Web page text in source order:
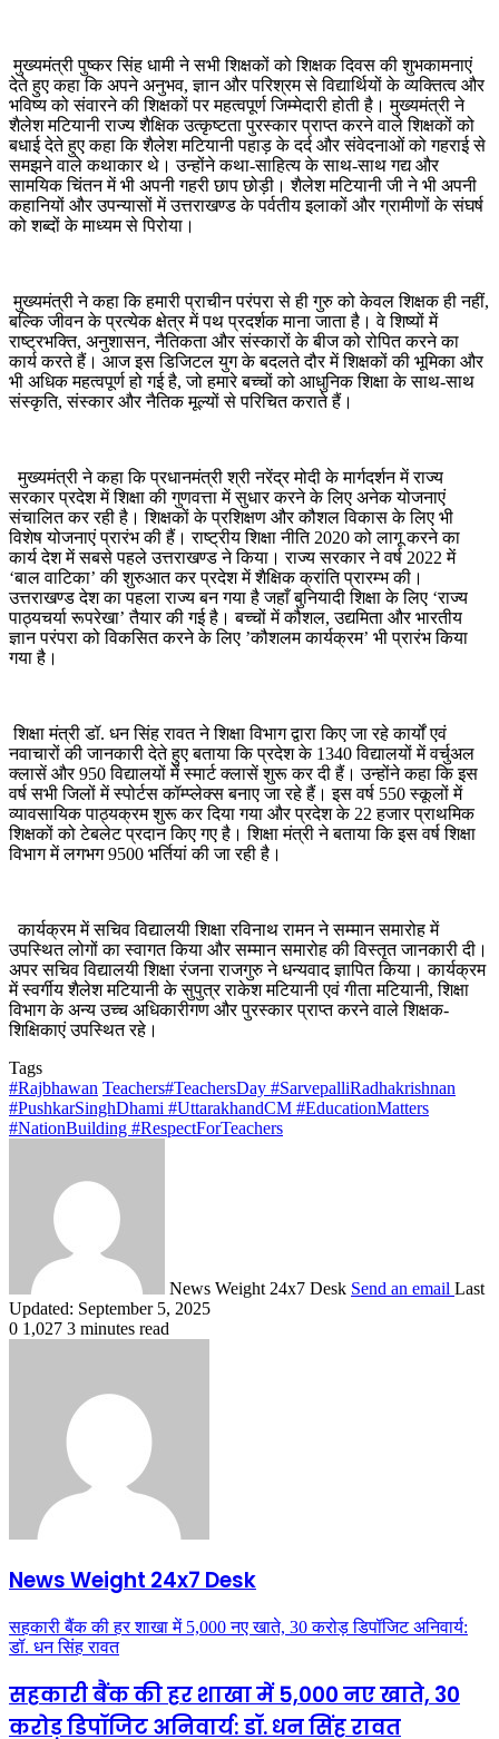
मुख्यमंत्री पुष्कर सिंह धामी ने सभी शिक्षकों को शिक्षक दिवस की शुभकामनाएं
देते हुए कहा कि अपने अनुभव, ज्ञान और परिश्रम से विद्यार्थियों के व्यक्तित्व और
भविष्य को संवारने की शिक्षकों पर महत्वपूर्ण जिम्मेदारी होती है। मुख्यमंत्री ने
शैलेश मटियानी राज्य शैक्षिक उत्कृष्टता पुरस्कार प्राप्त करने वाले शिक्षकों को
बधाई देते हुए कहा कि शैलेश मटियानी पहाड़ के दर्द और संवेदनाओं को गहराई से
समझने वाले कथाकार थे। उन्होंने कथा-साहित्य के साथ-साथ गद्य और
सामयिक चिंतन में भी अपनी गहरी छाप छोड़ी। शैलेश मटियानी जी ने भी अपनी
कहानियों और उपन्यासों में उत्तराखण्ड के पर्वतीय इलाकों और ग्रामीणों के संघर्ष
को शब्दों के माध्यम से पिरोया।
मुख्यमंत्री ने कहा कि हमारी प्राचीन परंपरा से ही गुरु को केवल शिक्षक ही नहीं,
बल्कि जीवन के प्रत्येक क्षेत्र में पथ प्रदर्शक माना जाता है। वे शिष्यों में
राष्ट्रभक्ति, अनुशासन, नैतिकता और संस्कारों के बीज को रोपित करने का
कार्य करते हैं। आज इस डिजिटल युग के बदलते दौर में शिक्षकों की भूमिका और
भी अधिक महत्वपूर्ण हो गई है, जो हमारे बच्चों को आधुनिक शिक्षा के साथ-साथ
संस्कृति, संस्कार और नैतिक मूल्यों से परिचित कराते हैं।
मुख्यमंत्री ने कहा कि प्रधानमंत्री श्री नरेंद्र मोदी के मार्गदर्शन में राज्य
सरकार प्रदेश में शिक्षा की गुणवत्ता में सुधार करने के लिए अनेक योजनाएं
संचालित कर रही है। शिक्षकों के प्रशिक्षण और कौशल विकास के लिए भी
विशेष योजनाएं प्रारंभ की हैं। राष्ट्रीय शिक्षा नीति 2020 को लागू करने का
कार्य देश में सबसे पहले उत्तराखण्ड ने किया। राज्य सरकार ने वर्ष 2022 में
‘बाल वाटिका’ की शुरुआत कर प्रदेश में शैक्षिक क्रांति प्रारम्भ की।
उत्तराखण्ड देश का पहला राज्य बन गया है जहाँ बुनियादी शिक्षा के लिए ‘राज्य
पाठ्यचर्या रूपरेखा’ तैयार की गई है। बच्चों में कौशल, उद्यमिता और भारतीय
ज्ञान परंपरा को विकसित करने के लिए ’कौशलम कार्यक्रम’ भी प्रारंभ किया
गया है।
शिक्षा मंत्री डॉ. धन सिंह रावत ने शिक्षा विभाग द्वारा किए जा रहे कार्यों एवं
नवाचारों की जानकारी देते हुए बताया कि प्रदेश के 1340 विद्यालयों में वर्चुअल
क्लासें और 950 विद्यालयों में स्मार्ट क्लासें शुरू कर दी हैं। उन्होंने कहा कि इस
वर्ष सभी जिलों में स्पोर्टस कॉम्प्लेक्स बनाए जा रहे हैं। इस वर्ष 550 स्कूलों में
व्यावसायिक पाठ्यक्रम शुरू कर दिया गया और प्रदेश के 22 हजार प्राथमिक
शिक्षकों को टेबलेट प्रदान किए गए है। शिक्षा मंत्री ने बताया कि इस वर्ष शिक्षा
विभाग में लगभग 9500 भर्तियां की जा रही है।
कार्यक्रम में सचिव विद्यालयी शिक्षा रविनाथ रामन ने सम्मान समारोह में
उपस्थित लोगों का स्वागत किया और सम्मान समारोह की विस्तृत जानकारी दी।
अपर सचिव विद्यालयी शिक्षा रंजना राजगुरु ने धन्यवाद ज्ञापित किया। कार्यक्रम
में स्वर्गीय शैलेश मटियानी के सुपुत्र राकेश मटियानी एवं गीता मटियानी, शिक्षा
विभाग के अन्य उच्च अधिकारीगण और पुरस्कार प्राप्त करने वाले शिक्षक-
शिक्षिकाएं उपस्थित रहे।
Tags
#Rajbhawan Teachers#TeachersDay #SarvepalliRadhakrishnan
#PushkarSinghDhami #UttarakhandCM #EducationMatters
#NationBuilding #RespectForTeachers
News Weight 24x7 Desk Send an email Last
Updated: September 5, 2025
0 1,027 3 minutes read
News Weight 24x7 Desk
सहकारी बैंक की हर शाखा में 5,000 नए खाते, 30 करोड़ डिपॉजिट अनिवार्य:
डॉ. धन सिंह रावत
सहकारी बैंक की हर शाखा में 5,000 नए खाते, 30
करोड़ डिपॉजिट अनिवार्य: डॉ. धन सिंह रावत